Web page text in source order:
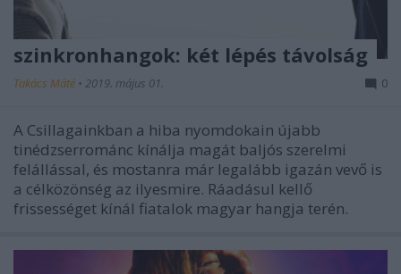
szinkronhangok: két lépés távolság
Takács Máté • 2019. május 01. 0
A Csillagainkban a hiba nyomdokain újabb
tinédzserrománc kínálja magát baljós szerelmi
felállással, és mostanra már legalább igazán vevő is
a célközönség az ilyesmire. Ráadásul kellő
frissességet kínál fiatalok magyar hangja terén.